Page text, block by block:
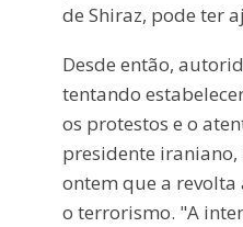
de Shiraz, pode ter
Desde então,
tentando
os protestos e o
presidente iraniano,
ontem que a
o terrorismo. "A